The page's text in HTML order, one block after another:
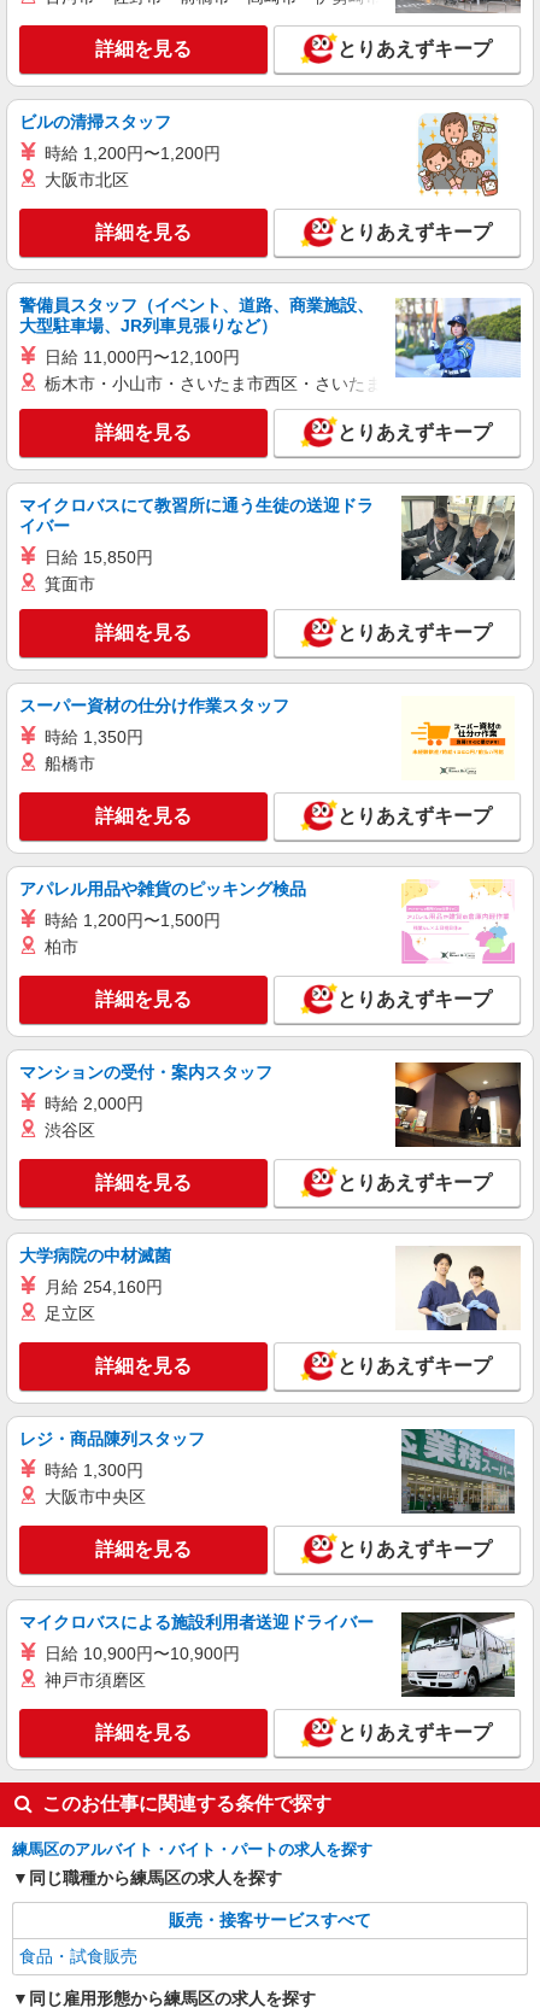
業務委託収入／完全出来高制 ◎週3日〜OK◎
扶養の範囲内OK ◎扶養の範囲を超えた高収入も
応相談 ※収入補償制度/月10万円（最長12か月
間） ◆月収例:週5日9時-13時の場合 月10万円〜
週5日9時-15時の場合 月15万円〜 ◆ノルマ・買取
りなし！ ※研修制度あり 収入保障期間：12か月
【宅配センター】大泉 東京都練馬区東大泉6-
34-46
キープ 詳細を見る
東京ヤクルト販売株式会社／石神井センター
業務委託収入／完全出来高制 ◎週3日〜OK◎
扶養の範囲内OK ◎扶養の範囲を超えた高収入も
応相談 ※収入補償制度/月10万円（最長12か月
間） ◆月収例:週5日9時-13時の場合 月10万円〜
週5日9時-15時の場合 月15万円〜 ◆ノルマ・買取
りなし！ ※研修制度あり 収入保障期間：12か月
【宅配センター】石神井 東京都練馬区南田中
2-23-12
キープ 詳細を見る
業務委託
東京ヤクルト販売株式会社／石神井センター
ヤクルトスタッフ
業務委託収入／完全出来高制 ◎週3日〜OK◎
扶養の範囲内OK ◎扶養の範囲を超えた高収入も
応相談 ※収入補償制度/月10万円（最長12か月
間） ◆月収例:週5日9時-13時の場合 月10万円〜
週5日9時-15時の場合 月15万円〜 ◆ノルマ・買取
りなし！ ※研修制度あり 収入保障期間：12か月
キープ 詳細を見る
業務委託
東京ヤクルト販売株式会社／学園センター
業務委託収入／完全出来高制 ◎週3日〜OK◎
扶養の範囲内OK ◎扶養の範囲を超えた高収入も
応相談 ※収入補償制度/月10万円（最長12か月
間） ◆月収例:週5日9時-13時の場合 月10万円〜
週5日9時-15時の場合 月15万円〜 ◆ノルマ・買取
りなし！ ※研修制度あり 収入保障期間：12か月
【宅配センター】学園 東京都練馬区土支田3-
21-8
キープ 詳細を見る
東京ヤクルト販売株式会社／氷川台センター
ヤクルトスタッフ
業務委託収入／完全出来高制 ◎週3日〜OK◎
扶養の範囲内OK ◎扶養の範囲を超えた高収入も
応相談 ※収入補償制度/月10万円（最長12か月
間） ◆月収例:週5日9時-13時の場合 月10万円〜
週5日9時-15時の場合 月15万円〜 ◆ノルマ・買取
りなし！ ※研修制度あり 収入保障期間：12か月
【宅配センター】氷川台 東京都練馬区氷川台
キープ 詳細を見る
業務委託
東京ヤクルト販売株式会社／関町センター
業務委託収入／完全出来高制 ◎週3日〜OK◎
扶養の範囲内OK ◎扶養の範囲を超えた高収入も
応相談 ※収入補償制度/月10万円（最長12か月
間） ◆月収例:週5日9時-13時の場合 月10万円〜
週5日9時-15時の場合 月15万円〜 ◆ノルマ・買取
りなし！ ※研修制度あり 収入保障期間：12か月
【宅配センター】関町 東京都練馬区関町東1-
21-5
キープ 詳細を見る
東京ヤクルト販売株式会社／氷川台センター
ヤクルトスタッフ
業務委託収入／完全出来高制 ◎週3日〜OK◎
扶養の範囲内OK ◎扶養の範囲を超えた高収入も
応相談 ※収入補償制度/月10万円（最長12か月
間） ◆月収例:週5日9時-13時の場合 月10万円〜
週5日9時-15時の場合 月15万円〜 ◆ノルマ・買取
りなし！ ※研修制度あり 収入保障期間：12か月
【宅配センター】氷川台 東京都練馬区氷川台
キープ 詳細を見る
業務委託
東京ヤクルト販売株式会社／豊玉センター
ヤクルトスタッフ
業務委託収入／完全出来高制 ◎週3日〜OK◎
扶養の範囲内OK ◎扶養の範囲を超えた高収入も
応相談 ※収入補償制度/月10万円（最長12か月
間） ◆月収例:週5日9時-13時の場合 月10万円〜
りなし！ ※研修制度あり 収入保障期間：12か月
【宅配センター】豊玉 東京都練馬区豊玉北4-
27-11
キープ
詳細を見る とりあえずキープ
ビルの清掃スタッフ
時給 1,200円〜1,200円
大阪市北区
詳細を見る とりあえずキープ
警備員スタッフ（イベント、道路、商業施設、
大型駐車場、JR列車見張りなど）
日給 11,000円〜12,100円
栃木市・小山市・さいたま市西区・さいたま市岩槻区・久喜市・
詳細を見る とりあえずキープ
マイクロバスにて教習所に通う生徒の送迎ドラ
イバー
日給 15,850円
箕面市
詳細を見る とりあえずキープ
スーパー資材の仕分け作業スタッフ
時給 1,350円
船橋市
詳細を見る とりあえずキープ
アパレル用品や雑貨のピッキング検品
時給 1,200円〜1,500円
柏市
詳細を見る とりあえずキープ
マンションの受付・案内スタッフ
時給 2,000円
渋谷区
詳細を見る とりあえずキープ
大学病院の中材滅菌
月給 254,160円
足立区
詳細を見る とりあえずキープ
レジ・商品陳列スタッフ
時給 1,300円
大阪市中央区
詳細を見る とりあえずキープ
マイクロバスによる施設利用者送迎ドライバー
日給 10,900円〜10,900円
神戸市須磨区
詳細を見る とりあえずキープ
このお仕事に関連する条件で探す
練馬区のアルバイト・バイト・パートの求人を探す
同じ職種から練馬区の求人を探す
販売・接客サービスすべて
食品・試食販売
同じ雇用形態から練馬区の求人を探す